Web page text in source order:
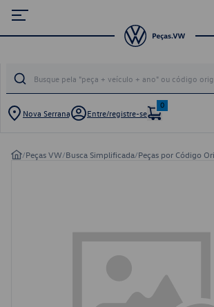
Nova Serrana Entre/registre-se
0
/Peças VW/Busca Simplificada/Peças por Código